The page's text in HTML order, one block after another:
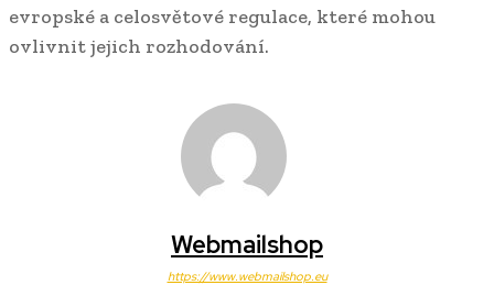
evropské a celosvětové regulace, které mohou
ovlivnit jejich rozhodování.
Webmailshop
https://www.webmailshop.eu